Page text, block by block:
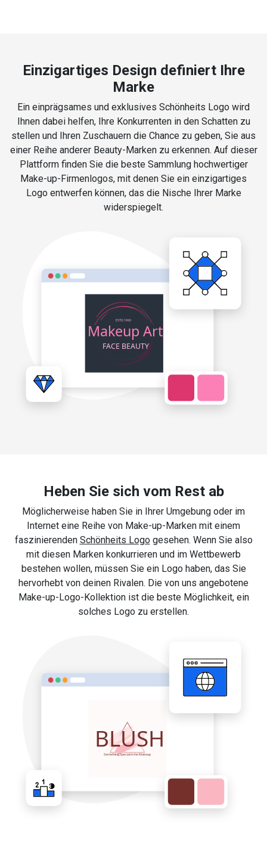
Einzigartiges Design definiert Ihre
Marke
Ein einprägsames und exklusives Schönheits Logo wird
Ihnen dabei helfen, Ihre Konkurrenten in den Schatten zu
stellen und Ihren Zuschauern die Chance zu geben, Sie aus
einer Reihe anderer Beauty-Marken zu erkennen. Auf dieser
Plattform finden Sie die beste Sammlung hochwertiger
Make-up-Firmenlogos, mit denen Sie ein einzigartiges
Logo entwerfen können, das die Nische Ihrer Marke
widerspiegelt.
Heben Sie sich vom Rest ab
Möglicherweise haben Sie in Ihrer Umgebung oder im
Internet eine Reihe von Make-up-Marken mit einem
faszinierenden Schönheits Logogesehen. Wenn Sie also
mit diesen Marken konkurrieren und im Wettbewerb
bestehen wollen, müssen Sie ein Logo haben, das Sie
hervorhebt von deinen Rivalen. Die von uns angebotene
Make-up-Logo-Kollektion ist die beste Möglichkeit, ein
solches Logo zu erstellen.